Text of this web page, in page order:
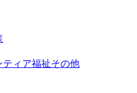
ィア福祉その他